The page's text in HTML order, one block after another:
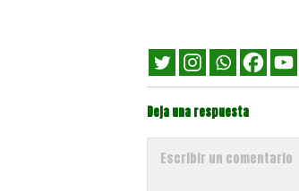
Deja una respuesta